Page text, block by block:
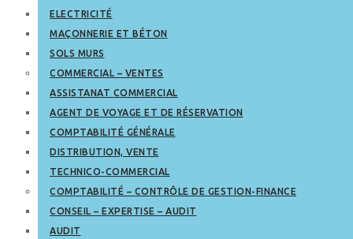
ELECTRICITÉ
MAÇONNERIE ET BÉTON
SOLS MURS
COMMERCIAL – VENTES
ASSISTANAT COMMERCIAL
AGENT DE VOYAGE ET DE RÉSERVATION
COMPTABILITÉ GÉNÉRALE
DISTRIBUTION, VENTE
TECHNICO-COMMERCIAL
COMPTABILITÉ – CONTRÔLE DE GESTION-FINANCE
CONSEIL – EXPERTISE – AUDIT
AUDIT